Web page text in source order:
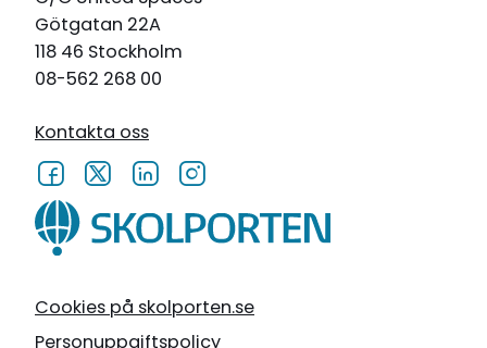
Cookies på skolporten.se
Personuppgiftspolicy
Götgatan 22A
118 46 Stockholm
08-562 268 00
Kontakta oss